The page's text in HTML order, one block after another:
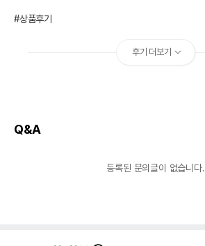
포장상태
법에 의한 인증,허가 등을
#상품후기
후기 더보기
Q&A
등록된 문의글이 없습니다.